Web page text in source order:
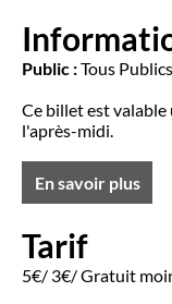
Public :Tous Publics
Ce billet est
l'après-midi.
En savoir plus
Tarif
5€/ 3€/ Gratuit